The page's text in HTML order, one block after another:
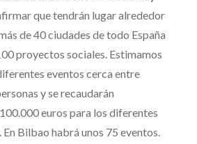
que tendrán lugar alrededor
de 40 ciudades de todo España
proyectos sociales. Estimamos
eventos cerca entre
y se recaudarán
euros para los diferentes
Bilbao habrá unos 75 eventos.